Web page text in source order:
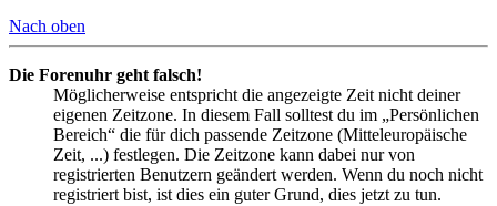
Nach oben
Die Forenuhr geht falsch!
Möglicherweise entspricht die angezeigte Zeit nicht deiner
eigenen Zeitzone. In diesem Fall solltest du im „Persönlichen
Bereich“ die für dich passende Zeitzone (Mitteleuropäische
Zeit, ...) festlegen. Die Zeitzone kann dabei nur von
registrierten Benutzern geändert werden. Wenn du noch nicht
registriert bist, ist dies ein guter Grund, dies jetzt zu tun.